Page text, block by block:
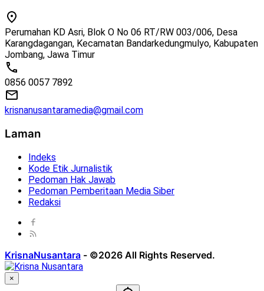
Perumahan KD Asri, Blok O No 06 RT/RW 003/006, Desa
Karangdagangan, Kecamatan Bandarkedungmulyo, Kabupaten
Jombang, Jawa Timur
0856 0057 7892
krisnanusantaramedia@gmail.com
Laman
Indeks
Kode Etik Jurnalistik
Pedoman Hak Jawab
Pedoman Pemberitaan Media Siber
Redaksi
KrisnaNusantara - ©2026 All Rights Reserved.
×